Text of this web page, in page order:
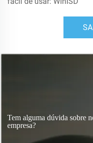
Tem alguma dúvida sobre
empresa?